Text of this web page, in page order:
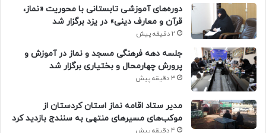
دوره‌های آموزشی تابستانی با محوریت «نماز،
قرآن و معارف دینی» در یزد برگزار شد
2 دقیقه پیش
جلسه دهه فرهنگی مسجد و نماز در آموزش و
پرورش چهارمحال و بختیاری برگزار شد
3 دقیقه پیش
مدیر ستاد اقامه نماز استان کردستان از
موکب‌های مسیرهای منتهی به سنندج بازدید کرد
4 دقیقه پیش